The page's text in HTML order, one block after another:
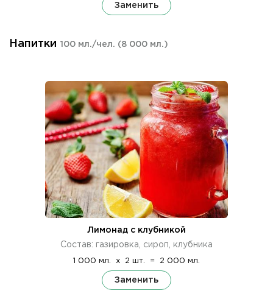
Заменить
Напитки 100 мл./чел. (8 000 мл.)
Лимонад с клубникой
Состав: газировка, сироп, клубника
1 000 мл. x 2 шт. = 2 000 мл.
Заменить